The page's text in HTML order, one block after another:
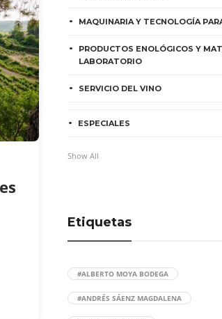
MAQUINARIA Y TECNOLOGÍA
PRODUCTOS ENOLÓGICOS Y
LABORATORIO
SERVICIO DEL VINO
ESPECIALES
Show All
Etiquetas
#ALBERTO MOYA BODEGA
#ANDRÉS SÁENZ MAGDALENA